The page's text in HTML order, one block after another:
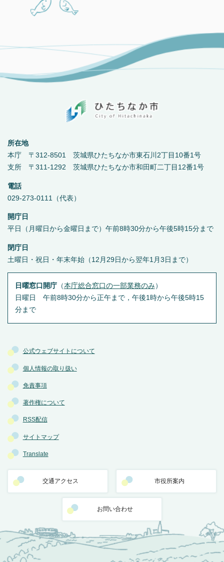
公式ウェブサイトについて
個人情報の取り扱い
免責事項
著作権について
RSS配信
サイトマップ
Translate
交通アクセス 市役所案内
お問い合わせ
所在地
本庁 〒312-8501 茨城県ひたちなか市東石川2丁目10番1号
支所 〒311-1292 茨城県ひたちなか市和田町二丁目12番1号
電話
029-273-0111（代表）
開庁日
平日（月曜日から金曜日まで）午前8時30分から午後5時15分まで
閉庁日
土曜日・祝日・年末年始（12月29日から翌年1月3日まで）
日曜窓口開庁（本庁総合窓口の一部業務のみ ）
日曜日 午前8時30分から正午まで，午後1時から午後5時15
分まで